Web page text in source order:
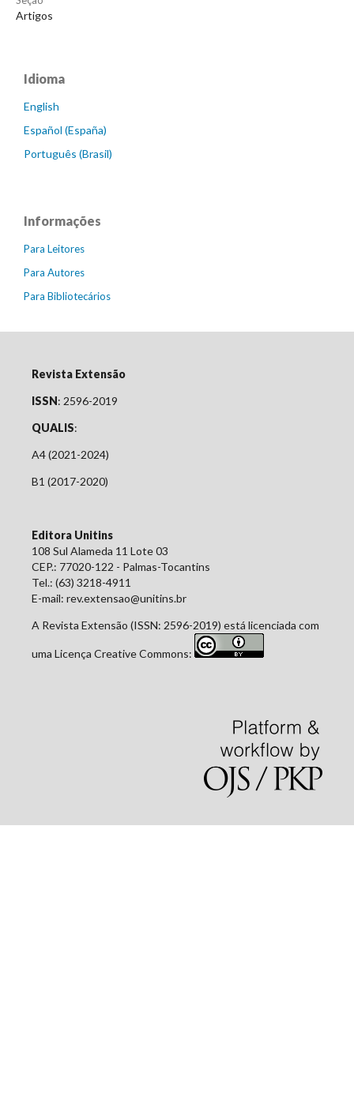
Artigos
Idioma
English
Español (España)
Português (Brasil)
Informações
Para Leitores
Para Autores
Para Bibliotecários
Revista Extensão
ISSN: 2596-2019
QUALIS:
A4 (2021-2024)
B1 (2017-2020)
Editora Unitins
108 Sul Alameda 11 Lote 03
CEP.: 77020-122 - Palmas-Tocantins
Tel.: (63) 3218-4911
E-mail: rev.extensao@unitins.br
A Revista Extensão (ISSN: 2596-2019) está licenciada com
uma Licença Creative Commons: